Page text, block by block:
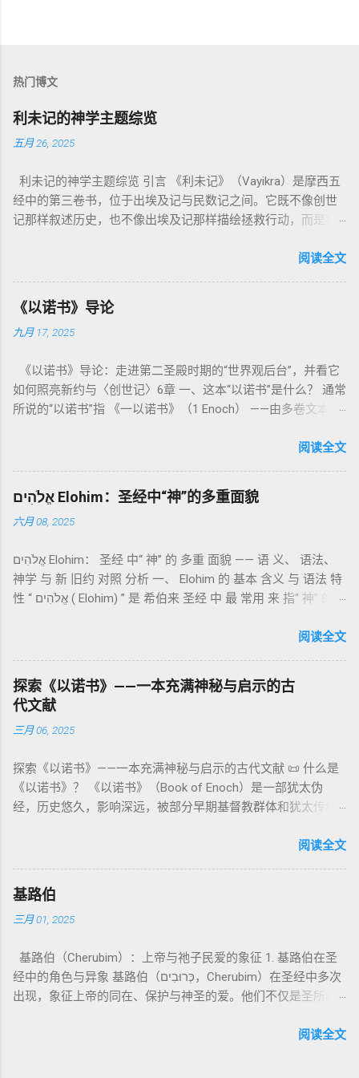
热门博文
利未记的神学主题综览
五月 26, 2025
利未记的神学主题综览 引言 《利未记》（Vayikra）是摩西五
经中的第三卷书，位于出埃及记与民数记之间。它既不像创世
记那样叙述历史，也不像出埃及记那样描绘拯救行动，而是将
内容看似仪式化，《利未记》却揭示了 神的临在如何规范人类
为我耶和华你们的神是圣洁的。”（利未记19:2） 这节经文构成
整卷书的中心神学。希伯来文“קָדוֹשׁ”（kadosh）不仅意味着道
德上的圣洁，更意味着“分别出来”、“归属于神”。 《利未记》教
中活出“圣洁”。圣洁不仅是内心态度，更是生活方式。 二、献
祭制度：与神相交的通道 前七章详细描述五种祭： 燔祭
（olah）：全然献上，象征奉献与赎罪； 素祭 （minchah）：
团契的象征； 赎罪祭 （chatat）：针对无意之罪的遮盖； 赎愆
祭 （asham）：针对特定罪行的赔偿与赎回。 这些制度不是单
纯宗教仪式，而是 神提供给罪人恢复关系的方式 。 希伯来文
祂的子民得洁净并维系同在。 三、祭司制度与敬拜秩序 亚伦与
记》强调他们的洁净、服饰、行为都必须与神的圣洁相称。 祭
司是 圣所的看守者、律法的教导者与百姓的代求者 。他们的失
败（如拿答与亚比户擅献凡火）立刻带来神的审判（利10
限 第11–15章讲述关于食物、疾病（如大麻风）、体液等“洁净
与不洁”的律例。其目的不是为了迷信或隔离，而是建立 圣洁与
秩序感 ，帮助以色列人活在神的同在中。 “洁净”不是等同于“无
罪”，而是不妨碍与神交往的状态。圣所是神居住之地，进入必
16章描述每年一次的“赎罪日”（Yom Kippur），大祭司进入至
圣所，用血为圣所与百姓遮罪。 这是整卷《利未记》的神学中
心： 神愿意居住在人中间； 罪必须被遮盖才能维持这同在；
神主动提供遮罪之道（两个祭牲，特别是“为耶和华”的与“归于
亚撒泻勒”的）。 这预表...
阅读全文
《以诺书》导论
九月 17, 2025
《以诺书》导论：走进第二圣殿时期的“世界观后台”，并看它
如何照亮新约与〈创世记〉6章 一、这本“以诺书”是什么？ 通常
所说的“以诺书”指 《一以诺书》（1 Enoch） ——由多卷文本构
世纪），虽不在犹太/基督教主流正典之内（ 埃塞俄比亚正教
吉兹语（埃塞俄比亚语） 保存， 死海古卷 出土了多份 阿拉姆
语 残卷，另有 希腊文 片段，显示其广泛流传。 《一以诺书》
大体由五部分组成（作者与年代各异）： 《守望者之书》（1–
通婚、巨人（尼非利人）的出现，以及神对其囚禁与审判。
《比喻/相似喻之书》（37–71） ：频繁出现“ 那位人子/拣选
者/义者 ”，刻画末世审判与王权。 《天文之书》（72–82） ：
：以异象回顾以色列史并预示末世。 《以诺书信》（91–108）
：智慧训诫、“祸哉”、义人与恶人的结局等。 提示：另有《二
以诺书》（斯拉夫文）与《三以诺书》（希伯来文），属更晚
期以诺传统，不等同于《一以诺书》。 二、为什么重要？——
它是新约作者与读者共享的“语境词典” 1）新约中的直接/间接
呼应 犹大书14–15 几乎逐字引 1 Enoch 1:9（“主带着千万圣者
的“深渊囚禁”叙事共振。 彼后2:4 用“ 他他路斯 （Tartarus）”指
天使囚禁之所，贴近以诺传统语境。 福音书/启示录 中的“ 人子
来临与天使同来、坐在荣耀宝座审判列国 ”（太24–25；启1、
观 ：以诺将“巨人之灵”为游行污灵的渊源学解释，补给了新约
驱魔叙事背后的“灵界词库”（可1、路8；亦参弗6:12“执政掌
权”）。 阴间与审判意象 ：Sheol 的分区、册卷与火刑等图像，
：以诺传统对压迫者的“祸哉”，与 雅各书 对不义富者的警告
（雅5）形成呼应。 ...
阅读全文
אֱלֹהִים Elohim：圣经中“神”的多重面貌
六月 08, 2025
אֱלֹהִים Elohim： 圣经 中“ 神” 的 多重 面貌 —— 语 义、 语法、
神学 与 新 旧约 对照 分析 一、 Elohim 的 基本 含义 与 语法 特
性 “ אֱלֹהִים ( Elohim) ” 是 希伯来 圣经 中 最 常用 来 指“ 神” 的
者”。 ✦ 语法 现象： Elohim 是 一个 复数 形式 （“- im” 后
世 记 1: 1）； 在 其他 语 境 中也 可 用于 复数 意义， 如 指 多
神、 属 灵 存在、 审判 官 等； 因此， 需 借助 上下文 判断 语
义 和 神学 定位 。 二、 希伯来 圣经 中 Elohim 的 主要 用法 与
示例 分类 类型 用法 说明 示例 经文 含义 1. 真神 指 以色列 的
所 崇拜 的 神祇 出 20: 3 假 神/ 偶像（ gods） 3. 属 灵 存在
神 的 众 子、 天使、 神圣 议会 成员 诗 82: 1, 申 32: 8– 9
神圣 存在（ divine beings） 4. 法官 被 委托 施行 神 审判者 出
权 代表 受托 执行 神 旨意 的 人（ 如 摩西） 出 7: 1 神 的 代言
人（ divine proxy） 6. 强调 威严 复数 形式 强调 尊贵 超自然 的
显现 撒 上 28: 13 灵界 显现 或 尊称（ majestic plural） 三、
每一 类 的 代表 经文 解读 1. 真神 的 独 一 性（ 创世 记 1: 1） “
בְּרֵאשִׁית בָּרָא אֱלֹהִים...” “ 起初， 神（ Elohim） 创造 天地。” 尽
语法 结构 显示 这 是在 强调 一位 ...
阅读全文
探索《以诺书》——一本充满神秘与启示的古
代文献
三月 06, 2025
探索《以诺书》——一本充满神秘与启示的古代文献 📜 什么是
《以诺书》？ 《以诺书》（Book of Enoch）是一部犹太伪
经，历史悠久，影响深远，被部分早期基督教群体和犹太传统
的曾祖父——的名义写成，包含大量关于天使、堕落、审判和弥
行，神将他取去，他就不在世了。” 这一神秘的记载激发了后世
关于以诺与神的关系、天国奥秘的丰富想象。《以诺书》便是
这种想象的结晶。 📖《以诺书》的主要内容 《以诺书》并非一
之书》（1 Enoch 1-36） 讲述堕落天使（守望者，Watchers）
如何违背神的命令，与人类女子结合，生下巨人（Nephilim）。
这些天使教授人类各种知识，如金属锻造、药草使用和占星
洪水洁净世界。 这一描述与《创世记 6:1-4》的“神的众子”相呼
阅读全文
基路伯
三月 01, 2025
基路伯（Cherubim）：上帝与祂子民爱的象征 1. 基路伯在圣
经中的角色与异象 基路伯（כְּרוּבִים，Cherubim）在圣经中多次
出现，象征上帝的同在、保护与神圣的爱。他们不仅是圣所的
护者 在《创世记》3:24中，基路伯首次出现，被安置在伊甸园
阅读全文